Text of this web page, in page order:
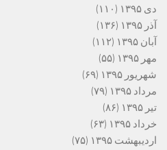
دی ۱۳۹۵
(۱۱۰)
آذر ۱۳۹۵
(۱۳۶)
آبان ۱۳۹۵
(۱۱۲)
مهر ۱۳۹۵
(۵۵)
شهریور ۱۳۹۵
(۶۹)
مرداد ۱۳۹۵
(۷۹)
تیر ۱۳۹۵
(۸۶)
خرداد ۱۳۹۵
(۶۳)
اردیبهشت ۱۳۹۵
(۷۵)